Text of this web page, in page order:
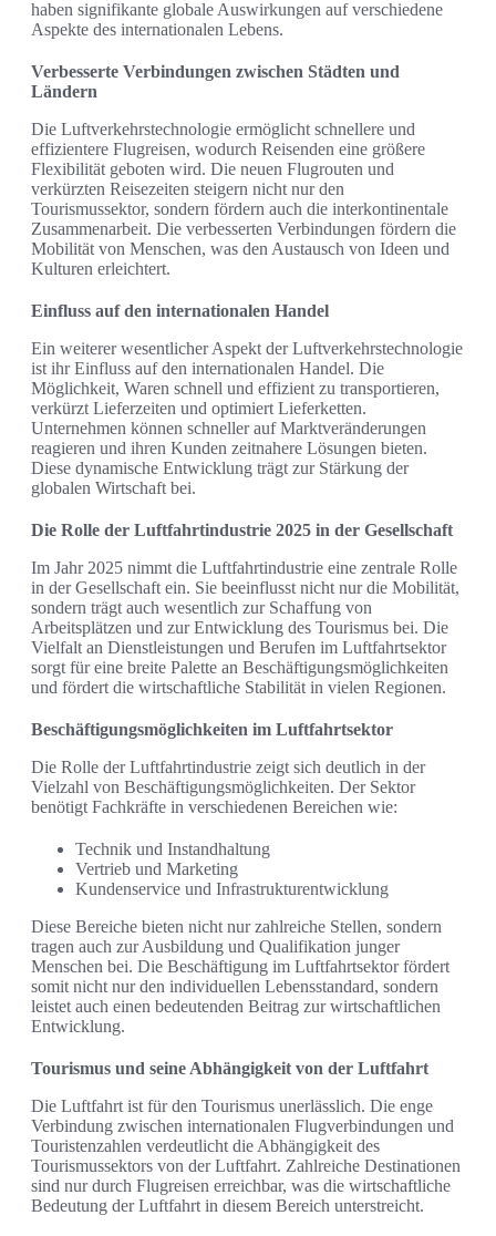
haben signifikante globale Auswirkungen auf verschiedene
Aspekte des internationalen Lebens.
Verbesserte Verbindungen zwischen Städten und
Ländern
Die Luftverkehrstechnologie ermöglicht schnellere und
effizientere Flugreisen, wodurch Reisenden eine größere
Flexibilität geboten wird. Die neuen Flugrouten und
verkürzten Reisezeiten steigern nicht nur den
Tourismussektor, sondern fördern auch die interkontinentale
Zusammenarbeit. Die verbesserten Verbindungen fördern die
Mobilität von Menschen, was den Austausch von Ideen und
Kulturen erleichtert.
Einfluss auf den internationalen Handel
Ein weiterer wesentlicher Aspekt der Luftverkehrstechnologie
ist ihr Einfluss auf den internationalen Handel. Die
Möglichkeit, Waren schnell und effizient zu transportieren,
verkürzt Lieferzeiten und optimiert Lieferketten.
Unternehmen können schneller auf Marktveränderungen
reagieren und ihren Kunden zeitnahere Lösungen bieten.
Diese dynamische Entwicklung trägt zur Stärkung der
globalen Wirtschaft bei.
Die Rolle der Luftfahrtindustrie 2025 in der Gesellschaft
Im Jahr 2025 nimmt die Luftfahrtindustrie eine zentrale Rolle
in der Gesellschaft ein. Sie beeinflusst nicht nur die Mobilität,
sondern trägt auch wesentlich zur Schaffung von
Arbeitsplätzen und zur Entwicklung des Tourismus bei. Die
Vielfalt an Dienstleistungen und Berufen im Luftfahrtsektor
sorgt für eine breite Palette an Beschäftigungsmöglichkeiten
und fördert die wirtschaftliche Stabilität in vielen Regionen.
Beschäftigungsmöglichkeiten im Luftfahrtsektor
Die Rolle der Luftfahrtindustrie zeigt sich deutlich in der
Vielzahl von Beschäftigungsmöglichkeiten. Der Sektor
benötigt Fachkräfte in verschiedenen Bereichen wie:
Technik und Instandhaltung
Vertrieb und Marketing
Kundenservice und Infrastrukturentwicklung
Diese Bereiche bieten nicht nur zahlreiche Stellen, sondern
tragen auch zur Ausbildung und Qualifikation junger
Menschen bei. Die Beschäftigung im Luftfahrtsektor fördert
somit nicht nur den individuellen Lebensstandard, sondern
leistet auch einen bedeutenden Beitrag zur wirtschaftlichen
Entwicklung.
Tourismus und seine Abhängigkeit von der Luftfahrt
Die Luftfahrt ist für den Tourismus unerlässlich. Die enge
Verbindung zwischen internationalen Flugverbindungen und
Touristenzahlen verdeutlicht die Abhängigkeit des
Tourismussektors von der Luftfahrt. Zahlreiche Destinationen
sind nur durch Flugreisen erreichbar, was die wirtschaftliche
Bedeutung der Luftfahrt in diesem Bereich unterstreicht.